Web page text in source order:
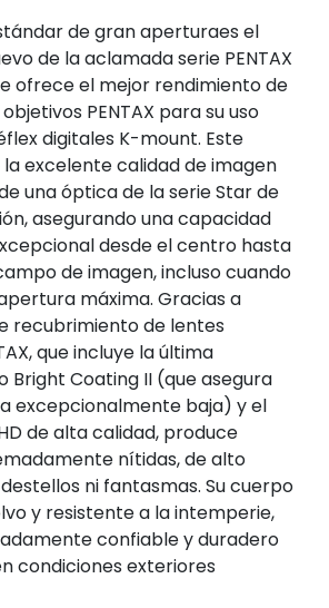
de gran aperturaes el
de la aclamada serie PENTAX
ofrece el mejor rendimiento de
PENTAX para su uso
digitales K-mount. Este
excelente calidad de imagen
una óptica de la serie Star de
asegurando una capacidad
desde el centro hasta
de imagen, incluso cuando
máxima. Gracias a
recubrimiento de lentes
que incluye la última
Bright Coating II (que asegura
excepcionalmente baja) y el
de alta calidad, produce
nítidas, de alto
ni fantasmas. Su cuerpo
y resistente a la intemperie,
confiable y duradero
condiciones exteriores